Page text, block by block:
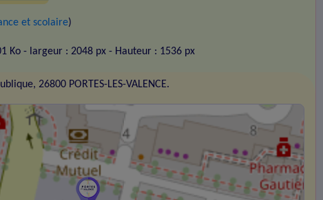
et scolaire)
Ko - largeur : 2048 px - Hauteur : 1536 px
26800 PORTES-LES-VALENCE.